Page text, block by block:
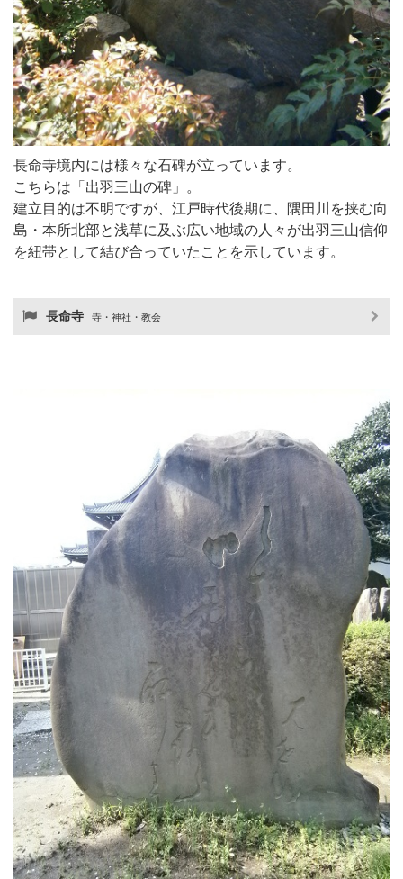
長命寺境内には様々な石碑が立っています。
こちらは「出羽三山の碑」。
建立目的は不明ですが、江戸時代後期に、隅田川を挟む向
島・本所北部と浅草に及ぶ広い地域の人々が出羽三山信仰
を紐帯として結び合っていたことを示しています。
長命寺 寺・神社・教会